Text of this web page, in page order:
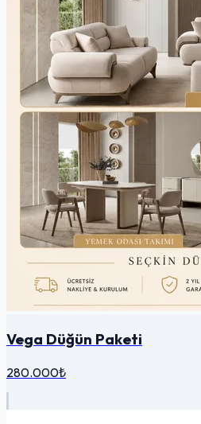
Vega Düğün Paketi
280.000₺